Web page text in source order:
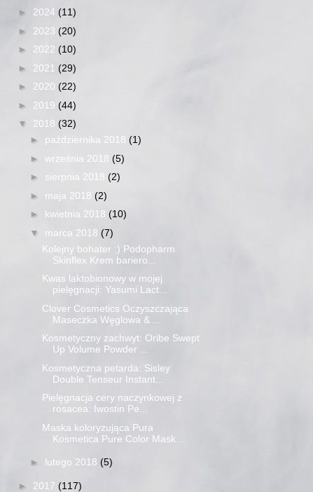
► 2024 (11)
► 2023 (20)
► 2022 (10)
► 2021 (29)
► 2020 (22)
► 2019 (44)
▼ 2018 (32)
► października 2018 (1)
► września 2018 (5)
► sierpnia 2018 (2)
► maja 2018 (2)
► kwietnia 2018 (10)
▼ marca 2018 (7)
Kolejny bohater :) Podopharm
Skinflex Krem bariero...
Kwas laktobionowy w mojej
pielęgnacji: Yasumi Lact...
Clover Cosmetics Oczyszczająca
Maseczka Węglowa & ...
Kosmetyczny zachwyt: Oribe Swept
Up Volume Powder ...
Kosmetyczna petarda: Sisley
Double Tenseur Instant...
Pielęgnacja cery naczynkowej z
rosacea: Iwostin Pe...
Maska koloryzująca Pura
Kosmetica Pure Color Mask ...
► lutego 2018 (5)
► 2017 (117)